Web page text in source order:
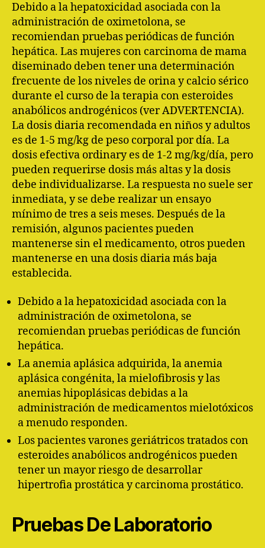
Debido a la hepatoxicidad asociada con la
administración de oximetolona, se
recomiendan pruebas periódicas de función
hepática. Las mujeres con carcinoma de mama
diseminado deben tener una determinación
frecuente de los niveles de orina y calcio sérico
durante el curso de la terapia con esteroides
anabólicos androgénicos (ver ADVERTENCIA).
La dosis diaria recomendada en niños y adultos
es de 1-5 mg/kg de peso corporal por día. La
dosis efectiva ordinary es de 1-2 mg/kg/día, pero
pueden requerirse dosis más altas y la dosis
debe individualizarse. La respuesta no suele ser
inmediata, y se debe realizar un ensayo
mínimo de tres a seis meses. Después de la
remisión, algunos pacientes pueden
mantenerse sin el medicamento, otros pueden
mantenerse en una dosis diaria más baja
establecida.
Debido a la hepatoxicidad asociada con la
administración de oximetolona, se
recomiendan pruebas periódicas de función
hepática.
La anemia aplásica adquirida, la anemia
aplásica congénita, la mielofibrosis y las
anemias hipoplásicas debidas a la
administración de medicamentos mielotóxicos
a menudo responden.
Los pacientes varones geriátricos tratados con
esteroides anabólicos androgénicos pueden
tener un mayor riesgo de desarrollar
hipertrofia prostática y carcinoma prostático.
Pruebas De Laboratorio